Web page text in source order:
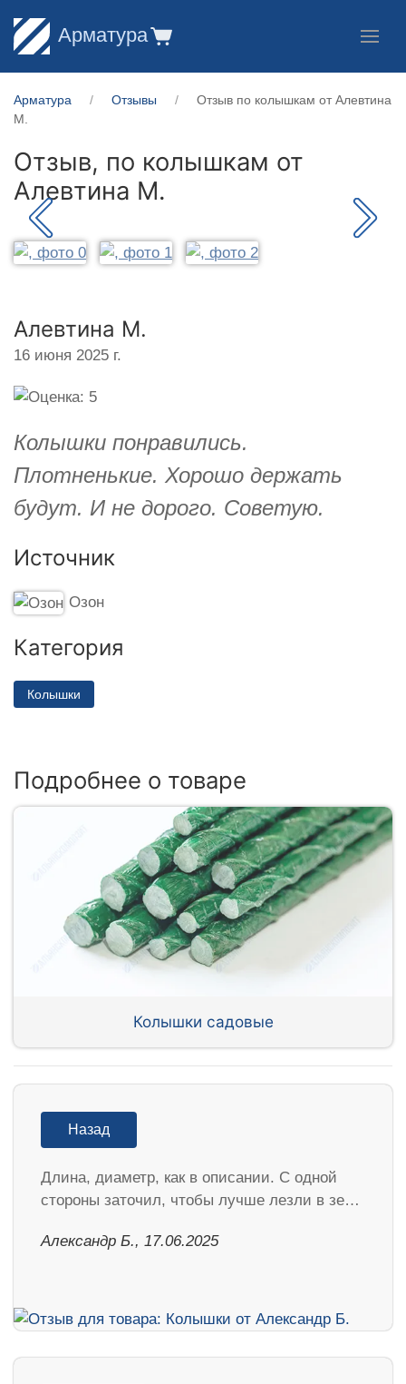
Арматура
Арматура Отзывы
Отзыв по колышкам от Алевтина
М.
Отзыв, по колышкам от
Алевтина М.
Алевтина М.
16 июня 2025 г.
Колышки понравились.
Плотненькие. Хорошо держать
будут. И не дорого. Советую.
Источник
Озон
Категория
Колышки
Подробнее о товаре
Колышки садовые
Назад
Длина, диаметр, как в описании. С одной
стороны заточил, чтобы лучше лезли в зе…
Александр Б., 17.06.2025